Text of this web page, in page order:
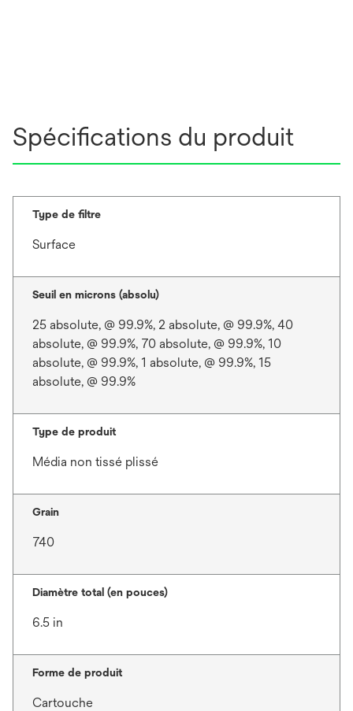
Spécifications du produit
Type de filtre
Surface
Seuil en microns (absolu)
25 absolute, @ 99.9%, 2 absolute, @ 99.9%, 40
absolute, @ 99.9%, 70 absolute, @ 99.9%, 10
absolute, @ 99.9%, 1 absolute, @ 99.9%, 15
absolute, @ 99.9%
Type de produit
Média non tissé plissé
Grain
740
Diamètre total (en pouces)
6.5 in
Forme de produit
Cartouche